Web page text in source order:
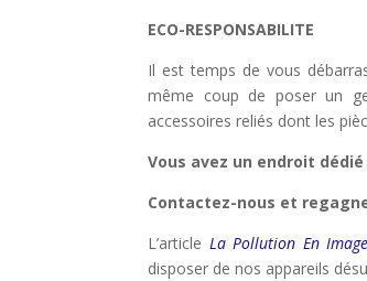
ECO-RESPONSABILITE
Il est temps de vous
même coup de poser un
accessoires reliés dont les
Vous avez un endroit
Contactez-nous et
L’article La Pollution En Image
disposer de nos appareils